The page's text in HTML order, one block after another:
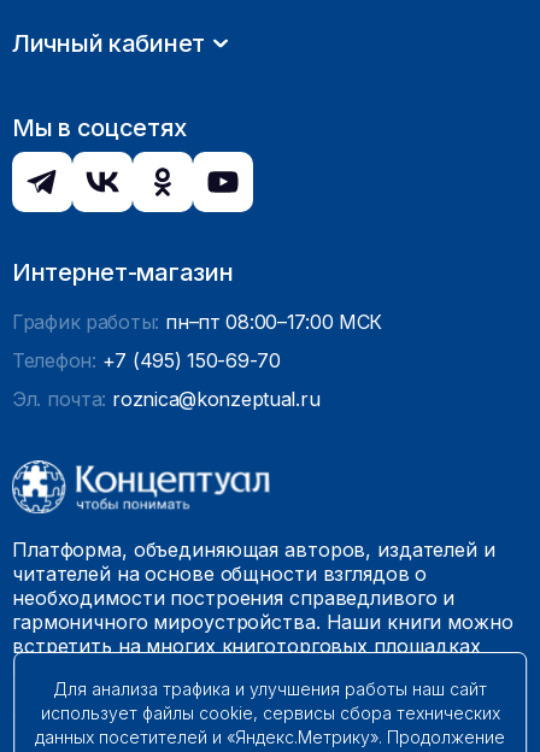
Личный кабинет
Мы в соцсетях
Интернет-магазин
График работы: пн–пт 08:00–17:00 МСК
Телефон: +7 (495) 150-69-70
Эл. почта: roznica@konzeptual.ru
Платформа, объединяющая авторов, издателей и
читателей на основе общности взглядов о
необходимости построения справедливого и
гармоничного мироустройства. Наши книги можно
встретить на многих книготорговых площадках
© 2009 – 2026. Все права защищены.
Для анализа трафика и улучшения работы наш сайт
использует файлы cookie, сервисы сбора технических
данных посетителей и «Яндекс.Метрику». Продолжение